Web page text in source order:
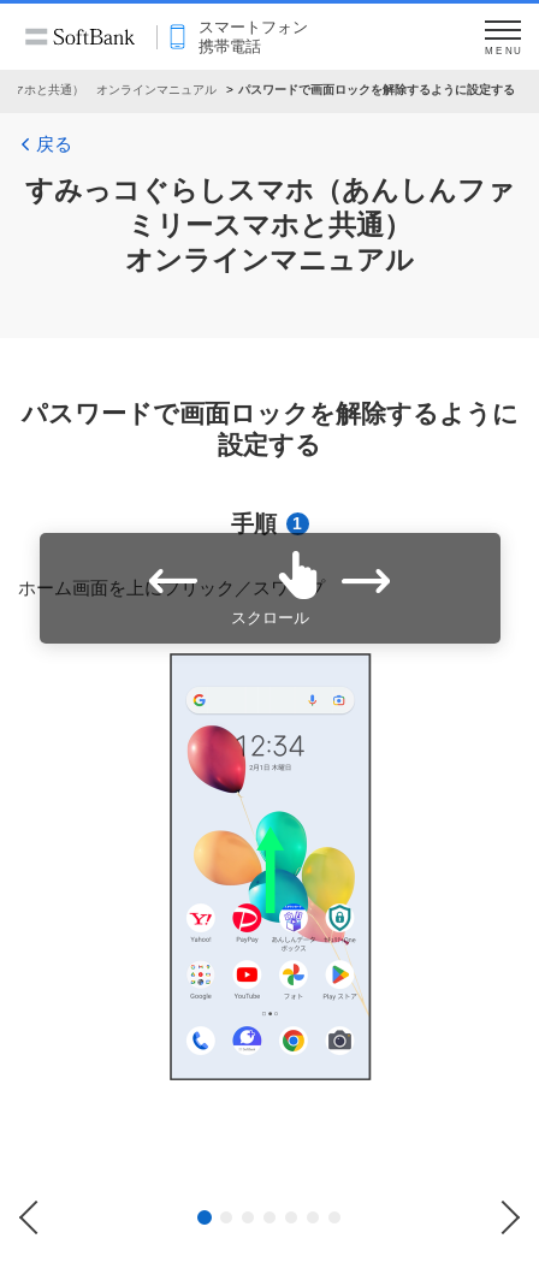
スマートフォン
携帯電話
MENU
マホと共通） オンラインマニュアル パスワードで画面ロックを解除するように設定する
戻る
すみっコぐらしスマホ（あんしんファ
ミリースマホと共通）
オンラインマニュアル
パスワードで画面ロックを解除するように
設定する
手順 1
ホーム画面を上にフリック／スワイプ
スクロール